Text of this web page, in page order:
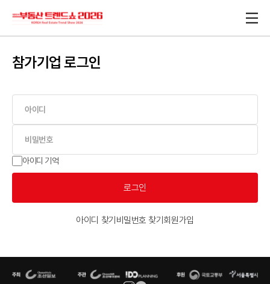
참가기업 로그인
아이디 기억
로그인
아이디 찾기 비밀번호 찾기 회원가입